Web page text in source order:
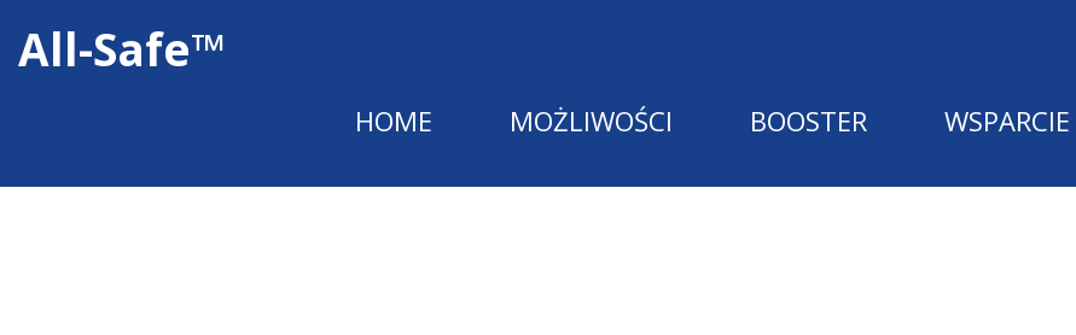
All-Safe™
HOME MOŻLIWOŚCI BOOSTER WSPARCIE